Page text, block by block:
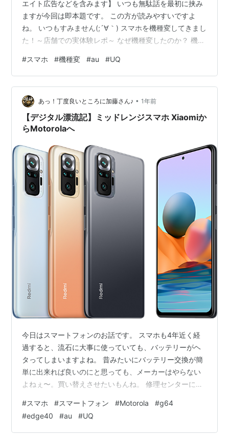
エイト広告などを含みます】 いつも無駄話を最初に挟み
ますが今回は即本題です。 この方が読みやすいですよ
ね。 いつもすみません(;´∀｀) スマホを機種変してきまし
た！～店舗での実体験レポ～ なぜ機種変したのか？ 機種
発 UQへの乗り換えで節約！ 新しいスマホはこちら！ ま
とめ：今、機種変するなら慎重に！ おわりに スマホを機
種変してきました！～店舗での実体験レポ～ 突然です
が、スマホを新しくしました！ なんと6年ぶりの機種
変。わたし、いつも10年選手なので（笑）、今回は自分
としてはかな…
#スマホ #機種変 #au #UQ
あっ！丁度良いところに加藤さん♪ • 1年前
【デジタル漂流記】ミッドレンジスマホ Xiaomiか
らMotorolaへ
今日はスマートフォンのお話です。 スマホも4年近く経
過すると、流石に大事に使っていても、バッテリーがヘ
タってしまいますよね。 昔みたいにバッテリー交換が簡
単に出来れば良いのにと思っても、メーカーはやらない
よねぇ〜。買い替えさせたいもんね。 修理センターに持
更新されないしね。 症状の始まりは、今までと同一環境
下でも明らかに電波を拾いにくくなりました。 太陽フレ
アの拡大の影響でしょうかねぇ〜？ 全く関係ない話とも
#スマホ #スマートフォン #Motorola #g64
#edge40 #au #UQ